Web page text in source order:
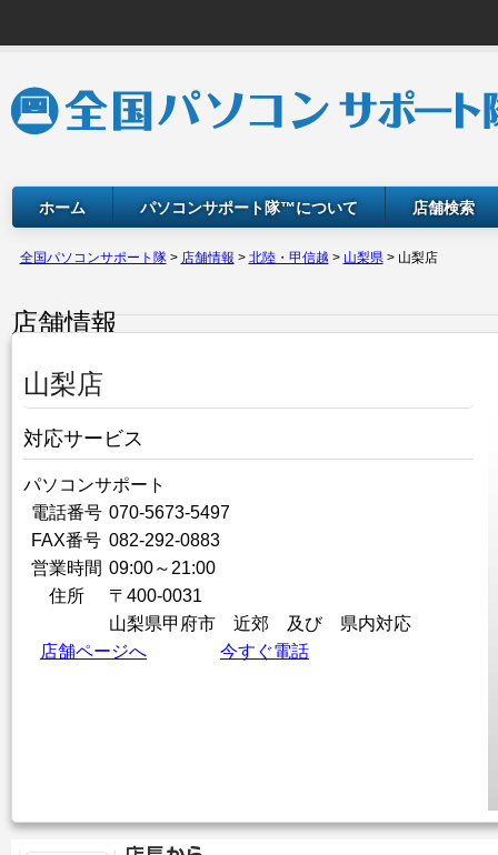
ホーム パソコンサポート隊™について 店舗検索
全国パソコンサポート隊> 店舗情報 > 北陸・甲信越 > 山梨県> 山梨店
店舗情報
山梨店
対応サービス
パソコンサポート
電話番号 070-5673-5497
FAX番号 082-292-0883
営業時間 09:00～21:00
住所
〒 400-0031
山梨県甲府市 近郊 及び 県内対応
店舗ページへ
今すぐ電話